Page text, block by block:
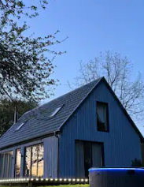
5, št. mnenj: 35